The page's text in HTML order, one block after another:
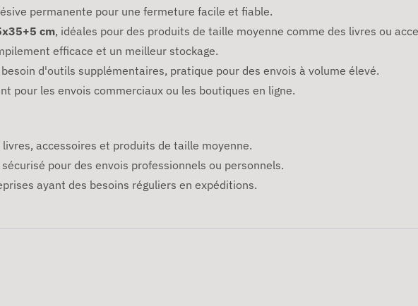
permanente pour une fermeture facile et fiable.
cm, idéales pour des produits de taille moyenne comme des livres ou
efficace et un meilleur stockage.
d'outils supplémentaires, pratique pour des envois à volume élevé.
pour les envois commerciaux ou les boutiques en ligne.
accessoires et produits de taille moyenne.
pour des envois professionnels ou personnels.
ayant des besoins réguliers en expéditions.